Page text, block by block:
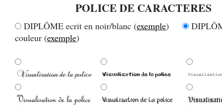
POLICE DE CARACTERES
DIPLÔME ecrit en noir/blanc (exemple)
couleur (exemple)